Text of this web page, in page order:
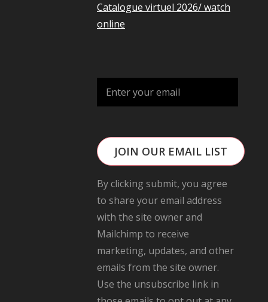
Catalogue virtuel 2026/ watch
online
JOIN OUR EMAIL LIST
By clicking submit, you agree
to share your email address
with the site owner and
Mailchimp to receive
marketing, updates, and other
emails from the site owner.
Use the unsubscribe link in